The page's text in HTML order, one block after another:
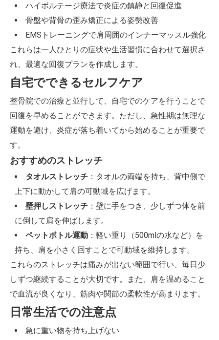
ハイボルテージ療法で炎症の鎮静と回復促進
骨盤や背骨の歪み矯正による姿勢改善
EMSトレーニングで肩周囲のインナーマッスル強化
これらは一人ひとりの症状や生活習慣に合わせて選択さ
れ、最適な回復プランを作成します。
自宅でできるセルフケア
整骨院での治療と並行して、自宅でのケアを行うことで
回復を早めることができます。ただし、急性期は無理な
運動を避け、炎症が落ち着いてから始めることが重要で
す。
おすすめのストレッチ
タオルストレッチ：タオルの両端を持ち、背中側で
上下に動かして肩の可動域を広げます。
壁押しストレッチ：壁に手をつき、少しずつ体を前
に倒して肩を伸ばします。
ペットボトル運動：軽い重り（500mlの水など）を
持ち、肩を小さく回すことで可動域を維持します。
これらのストレッチは痛みが出ない範囲で行い、毎日少
しずつ継続することが大切です。また、肩を温めること
で血流が良くなり、筋肉や関節の柔軟性が高まります。
日常生活での注意点
急に重い物を持ち上げない